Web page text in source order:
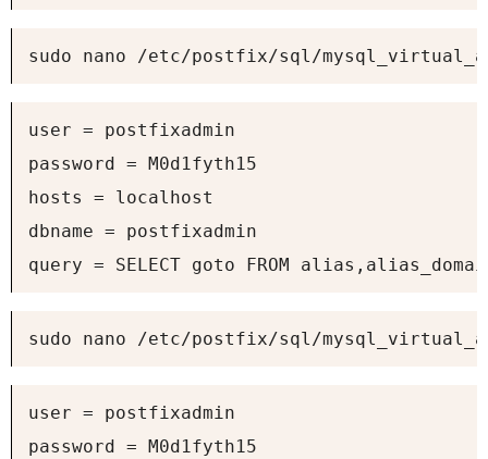
sudo nano /etc/postfix/sql/
user = postfixadmin
password = M0d1fyth15
hosts = localhost
dbname = postfixadmin
query = SELECT goto FROM
sudo nano /etc/postfix/sql/
user = postfixadmin
password = M0d1fyth15